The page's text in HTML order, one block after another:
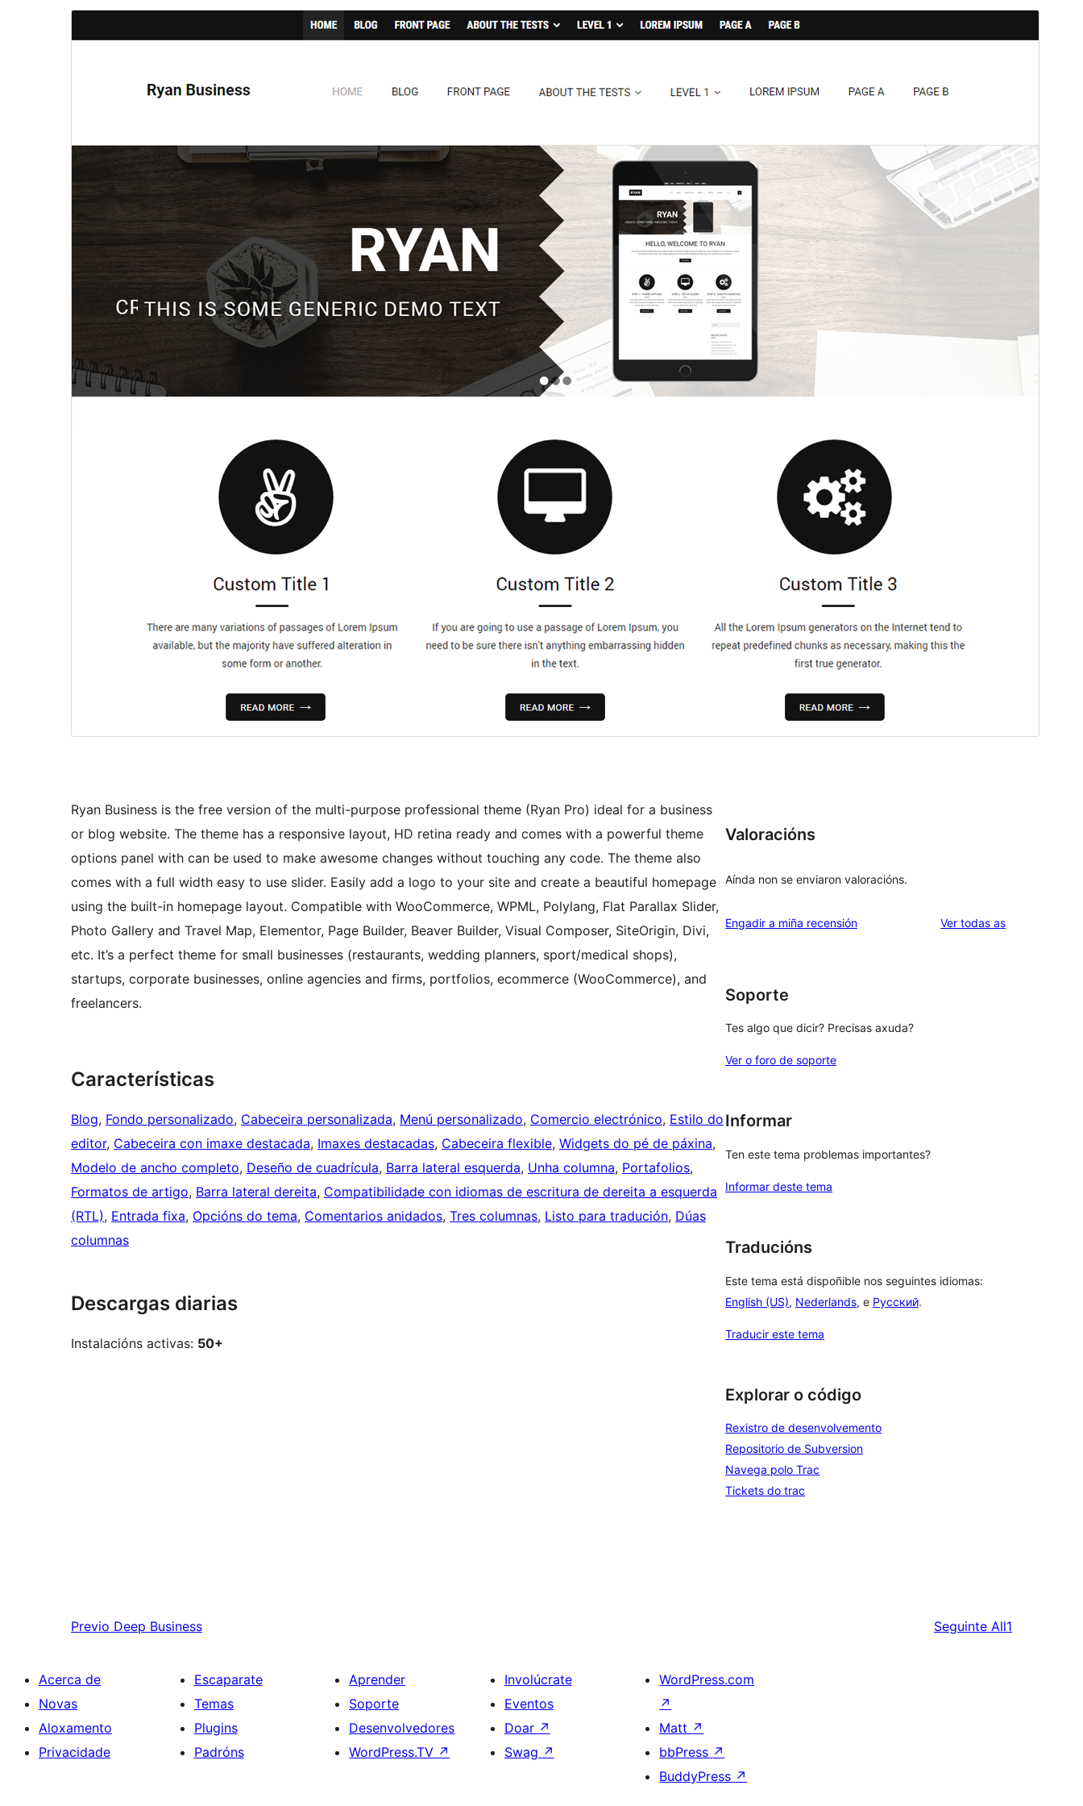
Tema comercial
Vista previaDescarga
Versión
1.0.12
Última actualización
Febreiro 24, 2026
Instalacións activas
Versión de WordPress
Versión de PHP
Páxina de inicio do tema
Ryan Business is the free version of the multi-purpose professional theme (Ryan Pro) ideal for a business
or blog website. The theme has a responsive layout, HD retina ready and comes with a powerful theme
options panel with can be used to make awesome changes without touching any code. The theme also
comes with a full width easy to use slider. Easily add a logo to your site and create a beautiful homepage
using the built-in homepage layout. Compatible with WooCommerce, WPML, Polylang, Flat Parallax Slider,
Photo Gallery and Travel Map, Elementor, Page Builder, Beaver Builder, Visual Composer, SiteOrigin, Divi,
etc. It’s a perfect theme for small businesses (restaurants, wedding planners, sport/medical shops),
startups, corporate businesses, online agencies and firms, portfolios, ecommerce (WooCommerce), and
freelancers.
Características
Blog, Fondo personalizado, Cabeceira personalizada, Menú personalizado, Comercio electrónico, Estilo do
editor, Cabeceira con imaxe destacada, Imaxes destacadas, Cabeceira flexible, Widgets do pé de páxina
Modelo de ancho completo, Deseño de cuadrícula, Barra lateral esquerda, Unha columna, Portafolios
Formatos de artigo, Barra lateral dereita, Compatibilidade con idiomas de escritura de dereita a esquerda
(RTL), Entrada fixa, Opcións do tema, Comentarios anidados, Tres columnas, Listo para tradución, Dúas
columnas
Descargas diarias
Instalacións activas: 50+
Valoracións
Aínda non se enviaron valoracións.
Engadir a miña recensión Ver todas asvaloracións
Soporte
Tes algo que dicir? Precisas axuda?
Ver o foro de soporte
Informar
Ten este tema problemas importantes?
Informar deste tema
Traducións
Este tema está dispoñible nos seguintes idiomas:
English (US), Nederlands, e Русский.
Traducir este tema
Explorar o código
Rexistro de desenvolvemento
Repositorio de Subversion
Navega polo Trac
Tickets do trac
Previo Deep Business Seguinte All1
Acerca de
Novas
Aloxamento
Privacidade
Escaparate
Temas
Plugins
Padróns
Aprender
Soporte
Desenvolvedores
WordPress.TV ↗
Involúcrate
Eventos
Doar ↗
Swag ↗
WordPress.com
↗
Matt ↗
bbPress ↗
BuddyPress ↗